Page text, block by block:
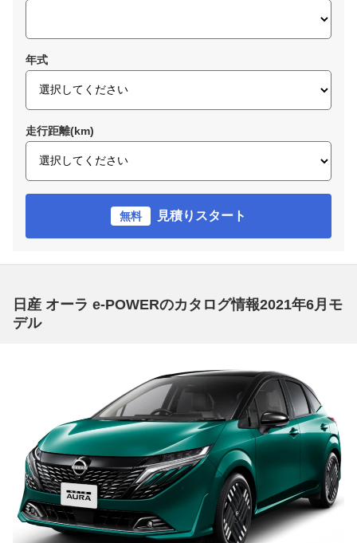
年式
走行距離(km)
無料 見積りスタート
日産 オーラ e-POWERのカタログ情報2021年6月モ
デル